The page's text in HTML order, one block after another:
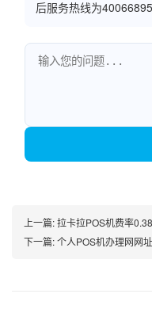
后服务热线为
上一篇:拉卡拉POS机费率
下一篇:个人POS机办理网网